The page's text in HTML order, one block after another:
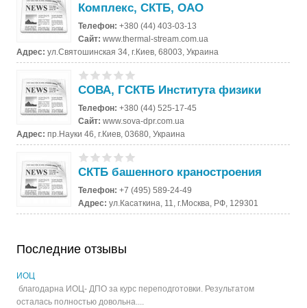
Комплекс, СКТБ, ОАО
Телефон:+380 (44) 403-03-13
Сайт:www.thermal-stream.com.ua
Адрес:ул.Святошинская 34, г.Киев, 68003, Украина
СОВА, ГСКТБ Института физики
Телефон:+380 (44) 525-17-45
Сайт:www.sova-dpr.com.ua
Адрес:пр.Науки 46, г.Киев, 03680, Украина
СКТБ башенного краностроения
Телефон:+7 (495) 589-24-49
Адрес:ул.Касаткина, 11, г.Москва, РФ, 129301
Последние отзывы
ИОЦ
благодарна ИОЦ- ДПО за курс переподготовки. Результатом
осталась полностью довольна....